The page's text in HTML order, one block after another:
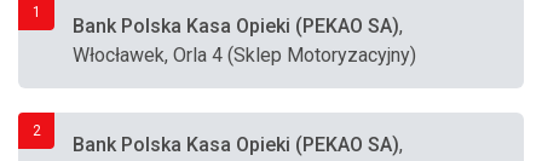
1
Bank Polska Kasa Opieki (PEKAO SA),
Włocławek, Orla 4 (Sklep Motoryzacyjny)
2
Bank Polska Kasa Opieki (PEKAO SA),